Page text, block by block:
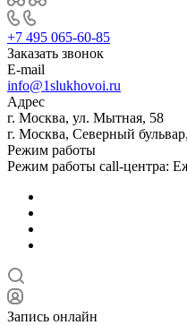
+7 495 065-60-85
Заказать звонок
E-mail
info@1slukhovoi.ru
Адрес
г. Москва, ул. Мытная, 58
г. Москва, Северный
Режим работы
Режим работы call-центра:
Запись онлайн